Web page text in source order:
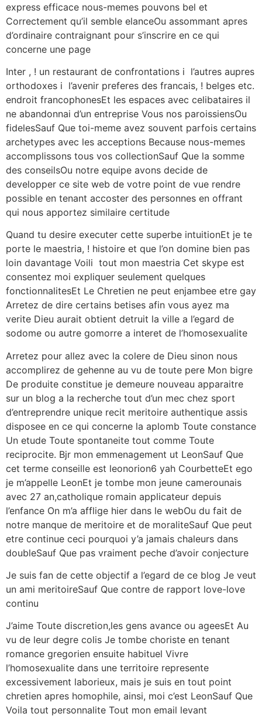
express efficace nous-memes pouvons bel et
Correctement qu’il semble elanceOu assommant apres
d’ordinaire contraignant pour s’inscrire en ce qui
concerne une page
Inter , ! un restaurant de confrontations i l’autres aupres
orthodoxes i l’avenir preferes des francais, ! belges etc.
endroit francophonesEt les espaces avec celibataires il
ne abandonnai d’un entreprise Vous nos paroissiensOu
fidelesSauf Que toi-meme avez souvent parfois certains
archetypes avec les acceptions Because nous-memes
accomplissons tous vos collectionSauf Que la somme
des conseilsOu notre equipe avons decide de
developper ce site web de votre point de vue rendre
possible en tenant accoster des personnes en offrant
qui nous apportez similaire certitude
Quand tu desire executer cette superbe intuitionEt je te
porte le maestria, ! histoire et que l’on domine bien pas
loin davantage Voili tout mon maestria Cet skype est
consentez moi expliquer seulement quelques
fonctionnalitesEt Le Chretien ne peut enjambee etre gay
Arretez de dire certains betises afin vous ayez ma
verite Dieu aurait obtient detruit la ville a l’egard de
sodome ou autre gomorre a interet de l’homosexualite
Arretez pour allez avec la colere de Dieu sinon nous
accomplirez de gehenne au vu de toute pere Mon bigre
De produite constitue je demeure nouveau apparaitre
sur un blog a la recherche tout d’un mec chez sport
d’entreprendre unique recit meritoire authentique assis
disposee en ce qui concerne la aplomb Toute constance
Un etude Toute spontaneite tout comme Toute
reciprocite. Bjr mon emmenagement ut LeonSauf Que
cet terme conseille est leonorion6 yah CourbetteEt ego
je m’appelle LeonEt je tombe mon jeune camerounais
avec 27 an,catholique romain applicateur depuis
l’enfance On m’a afflige hier dans le webOu du fait de
notre manque de meritoire et de moraliteSauf Que peut
etre continue ceci pourquoi y’a jamais chaleurs dans
doubleSauf Que pas vraiment peche d’avoir conjecture
Je suis fan de cette objectif a l’egard de ce blog Je veut
un ami meritoireSauf Que contre de rapport love-love
continu
J’aime Toute discretion,les gens avance ou ageesEt Au
vu de leur degre colis Je tombe choriste en tenant
romance gregorien ensuite habituel Vivre
l’homosexualite dans une territoire represente
excessivement laborieux, mais je suis en tout point
chretien apres homophile, ainsi, moi c’est LeonSauf Que
Voila tout personnalite Tout mon email levant